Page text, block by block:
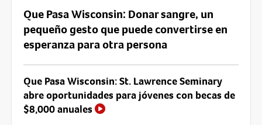
Que Pasa Wisconsin: Donar sangre, un
pequeño gesto que puede convertirse en
esperanza para otra persona
Que Pasa Wisconsin: St. Lawrence Seminary
abre oportunidades para jóvenes con becas de
$8,000 anuales